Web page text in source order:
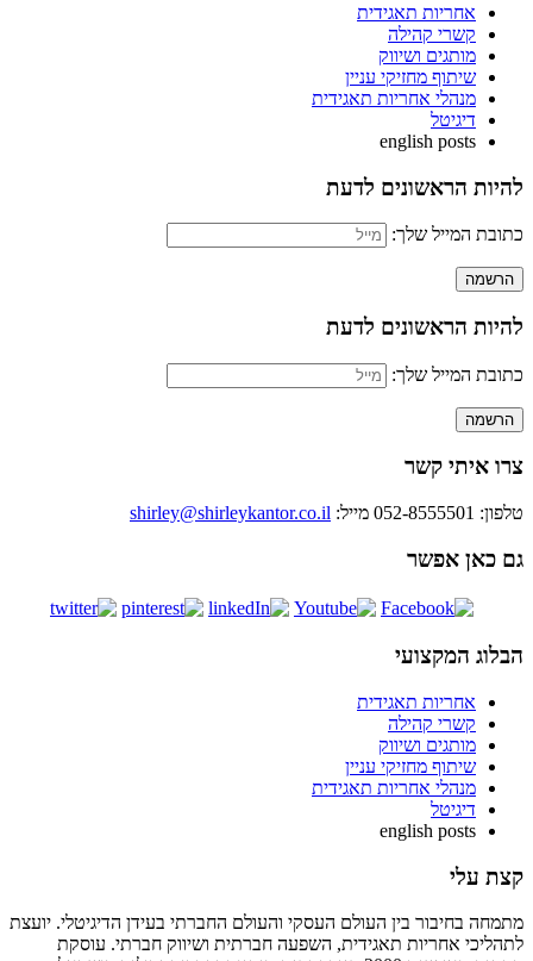
אחריות תאגידית
קשרי קהילה
מותגים ושיווק
שיתוף מחזיקי עניין
מנהלי אחריות תאגידית
דיגיטל
english posts
להיות הראשונים לדעת
כתובת המייל שלך:
להיות הראשונים לדעת
כתובת המייל שלך:
צרו איתי קשר
טלפון: 052-8555501 מייל: shirley@shirleykantor.co.il
גם כאן אפשר
הבלוג המקצועי
אחריות תאגידית
קשרי קהילה
מותגים ושיווק
שיתוף מחזיקי עניין
מנהלי אחריות תאגידית
דיגיטל
english posts
קצת עלי
מתמחה בחיבור בין העולם העסקי והעולם החברתי בעידן הדיגיטלי. יועצת
לתהליכי אחריות תאגידית, השפעה חברתית ושיווק חברתי. עוסקת